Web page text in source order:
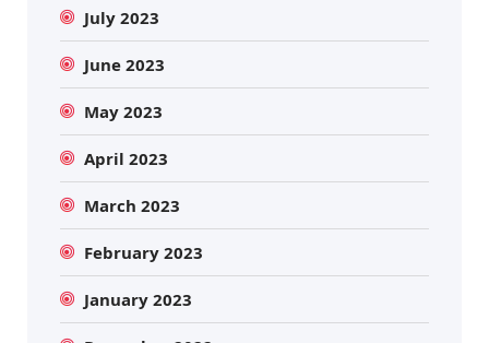
July 2023
June 2023
May 2023
April 2023
March 2023
February 2023
January 2023